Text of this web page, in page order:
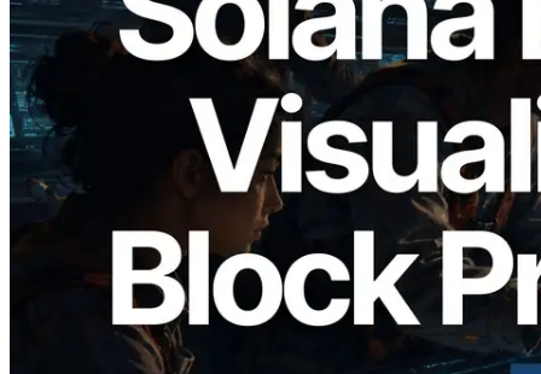
2026.05.24
Validators Solutions Meluncurkan Solana
Block Analyzer — Memvisualisasikan
Waktu Produksi Blok per Slot dan
Validator yang Ditugaskan